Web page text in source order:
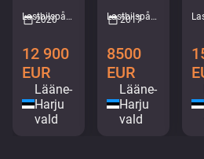
Lastbilspåbyggnader - Sopkomprimator • M057-9001
2020
12 900
EUR
Lääne-
Harju
vald
Lastbilspåbyggnader - Tippbil • M277-7853
2017
8500
EUR
Lääne-
Harju
vald